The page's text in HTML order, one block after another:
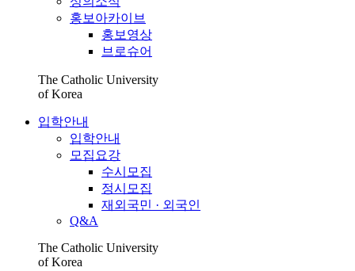
홍보아카이브
홍보영상
브로슈어
The Catholic University
of Korea
입학안내
입학안내
모집요강
수시모집
정시모집
재외국민 · 외국인
Q&A
The Catholic University
of Korea